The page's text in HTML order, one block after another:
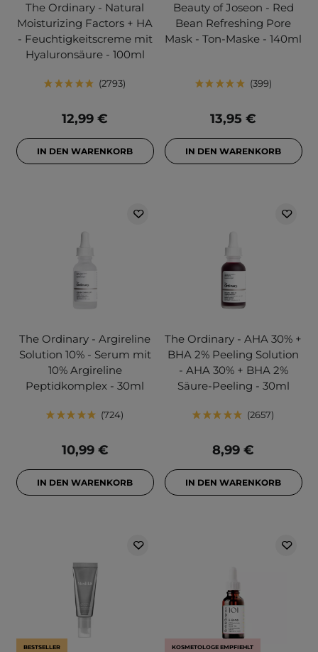
The Ordinary - Natural
Moisturizing Factors + HA
- Feuchtigkeitscreme mit
Hyaluronsäure - 100ml
2793
12,99 €
IN DEN WARENKORB
Beauty of Joseon - Red
Bean Refreshing Pore
Mask - Ton-Maske - 140ml
399
13,95 €
IN DEN WARENKORB
The Ordinary - Argireline
Solution 10% - Serum mit
10% Argireline
Peptidkomplex - 30ml
724
10,99 €
IN DEN WARENKORB
The Ordinary - AHA 30% +
BHA 2% Peeling Solution
- AHA 30% + BHA 2%
Säure-Peeling - 30ml
2657
8,99 €
IN DEN WARENKORB
BESTSELLER KOSMETOLOGE EMPFIEHLT